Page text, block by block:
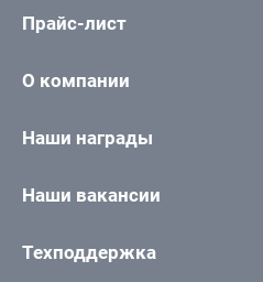
Прайс-лист
О компании
Наши награды
Наши вакансии
Техподдержка